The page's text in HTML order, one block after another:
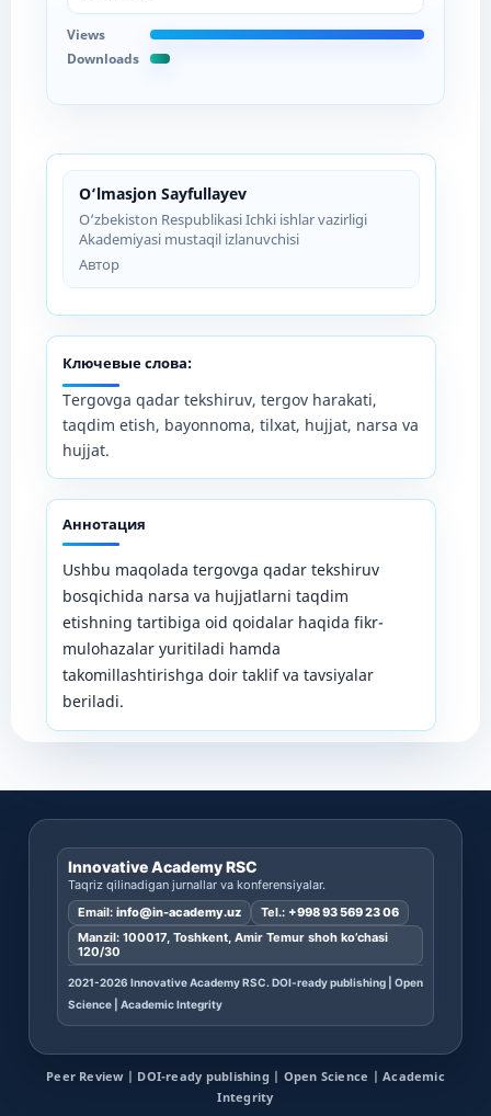
O‘lmasjon Sayfullayev
O‘zbekiston Respublikasi Ichki ishlar vazirligi
Akademiyasi mustaqil izlanuvchisi
Автор
Ключевые слова:
Tergovga qadar tekshiruv, tergov harakati,
taqdim etish, bayonnoma, tilxat, hujjat, narsa va
hujjat.
Аннотация
Ushbu maqolada tergovga qadar tekshiruv
bosqichida narsa va hujjatlarni taqdim
etishning tartibiga oid qoidalar haqida fikr-
mulohazalar yuritiladi hamda
takomillashtirishga doir taklif va tavsiyalar
beriladi.
Views
Downloads
Innovative Academy RSC
Taqriz qilinadigan jurnallar va konferensiyalar.
Email: info@in-academy.uz Tel.: +998 93 569 23 06
Manzil: 100017, Toshkent, Amir Temur shoh ko’chasi
120/30
2021-2026 Innovative Academy RSC. DOI-ready publishing | Open
Science | Academic Integrity